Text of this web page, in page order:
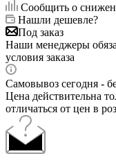
Сообщить о
Нашли дешевле?
Под заказ
Наши менеджеры
условия заказа
Самовывоз сегодня -
Цена действительна
отличаться от цен в